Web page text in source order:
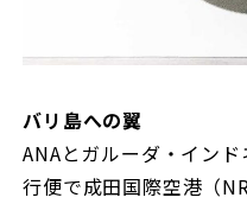
バリ島への翼
ANAとガルーダ・イン
行便で成田国際空港（